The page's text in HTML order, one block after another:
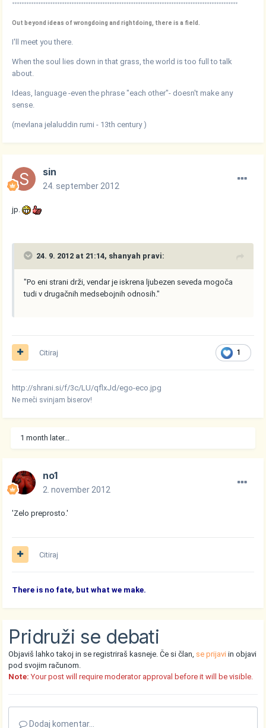
***********************************************************************************************
Out beyond ideas of wrongdoing and rightdoing, there is a field.
I'll meet you there.
When the soul lies down in that grass, the world is too full to talk
about.
Ideas, language -even the phrase "each other"- doesn't make any
sense.
(mevlana jelaluddin rumi - 13th century )
sin
24. september 2012
jp.
24. 9. 2012 at 21:14, shanyah pravi:
"Po eni strani drži, vendar je iskrena ljubezen seveda mogoča
tudi v drugačnih medsebojnih odnosih."
1
Citiraj
http://shrani.si/f/3c/LU/qflxJd/ego-eco.jpg
Ne meči svinjam biserov!
1 month later...
no1
2. november 2012
'Zelo preprosto.'
Citiraj
There is no fate, but what we make.
Pridruži se debati
Objaviš lahko takoj in se registriraš kasneje. Če si član, se prijavi in objavi
pod svojim računom.
Note: Your post will require moderator approval before it will be visible.
Dodaj komentar...